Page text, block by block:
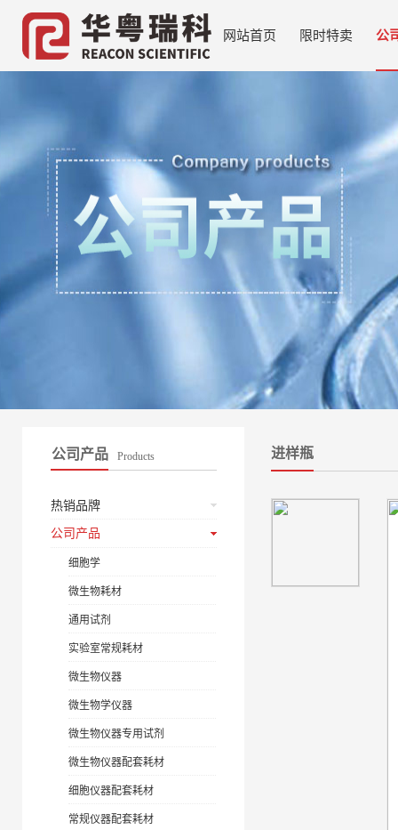
网站首页 限时特卖 公
公司产品 Products
热销品牌
公司产品
细胞学
微生物耗材
通用试剂
实验室常规耗材
微生物仪器
微生物学仪器
微生物仪器专用试剂
微生物仪器配套耗材
细胞仪器配套耗材
常规仪器配套耗材
进样瓶